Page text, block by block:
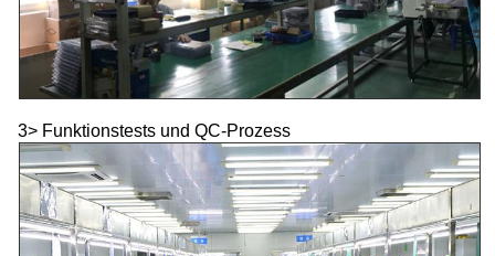
3> Funktionstests und QC-Prozess